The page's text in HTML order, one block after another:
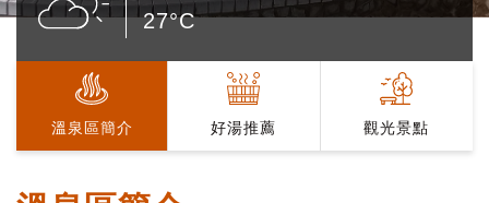
27°C
溫泉區簡介 好湯推薦 觀光景點